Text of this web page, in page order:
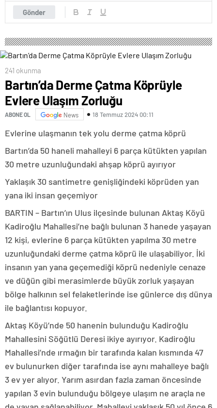
Gönder
241 okunma
Bartın’da Derme Çatma Köprüyle
Evlere Ulaşım Zorluğu
ABONE OL News 18 Temmuz 2024 00:11
Evlerine ulaşmanın tek yolu derme çatma köprü
Bartın’da 50 haneli mahalleyi 6 parça kütükten yapılan
30 metre uzunluğundaki ahşap köprü ayırıyor
Yaklaşık 30 santimetre genişliğindeki köprüden yan
yana iki insan geçemiyor
BARTIN – Bartın’ın Ulus ilçesinde bulunan Aktaş Köyü
Kadiroğlu Mahallesi’ne bağlı bulunan 3 hanede yaşayan
12 kişi, evlerine 6 parça kütükten yapılma 30 metre
uzunluğundaki derme çatma köprü ile ulaşabiliyor. İki
insanın yan yana geçemediği köprü nedeniyle cenaze
ve düğün gibi merasimlerde büyük zorluk yaşayan
bölge halkının sel felaketlerinde ise günlerce dış dünya
ile bağlantısı kopuyor.
Aktaş Köyü’nde 50 hanenin bulunduğu Kadiroğlu
Mahallesini Söğütlü Deresi ikiye ayırıyor. Kadiroğlu
Mahallesi’nde ırmağın bir tarafında kalan kısmında 47
ev bulunurken diğer tarafında ise aynı mahalleye bağlı
3 ev yer alıyor. Yarım asırdan fazla zaman öncesinde
yapılan 3 evin bulunduğu bölgeye ulaşım ne araçla ne